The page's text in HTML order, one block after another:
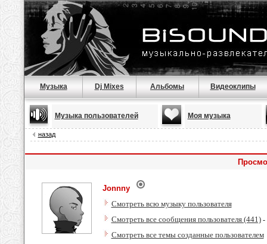
Музыка Dj Mixes Альбомы Видеоклипы
Музыка пользователей Моя музыка
назад
Jonnny
Смотреть всю музыку пользователя
Смотреть все сообщения пользователя (441)-
Смотреть все темы созданные пользователем